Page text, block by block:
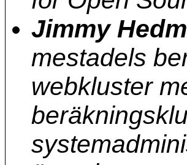
Jimmy
mestadels
webkluster